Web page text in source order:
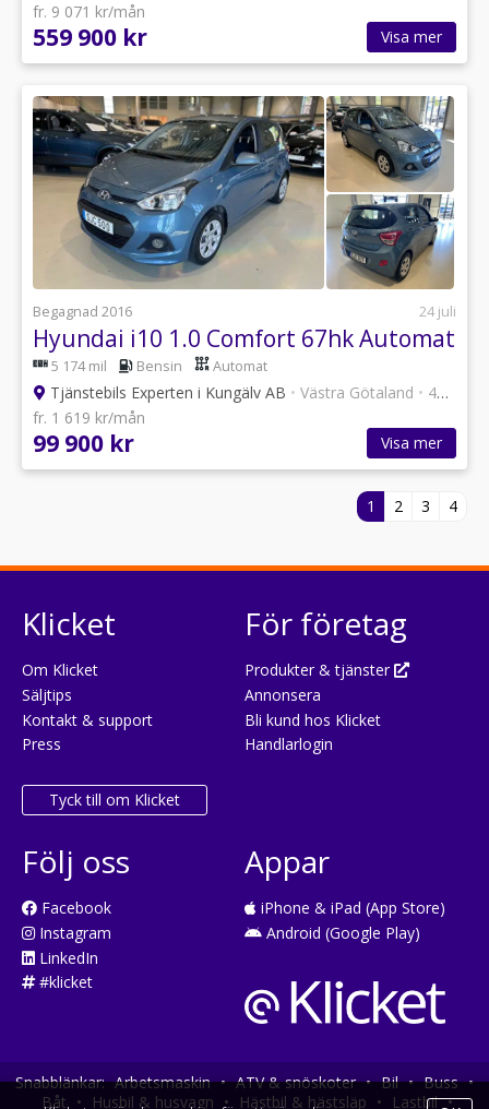
fr. 9 071 kr/mån
559 900 kr Visa mer
Begagnad 2016 24 juli
Hyundai i10 1.0 Comfort 67hk Automat
5 174 mil Bensin Automat
Tjänstebils Experten i Kungälv AB • Västra Götaland • 47 annonser
fr. 1 619 kr/mån
99 900 kr Visa mer
1 2 3 4
Klicket
Om Klicket
Säljtips
Kontakt & support
Press
Tyck till om Klicket
För företag
Produkter & tjänster
Annonsera
Bli kund hos Klicket
Handlarlogin
Följ oss
Facebook
Instagram
LinkedIn
#klicket
Appar
iPhone & iPad (App Store)
Android (Google Play)
Snabblänkar: Arbetsmaskin • ATV & snöskoter • Bil • Buss •
Båt • Husbil & husvagn • Hästbil & hästsläp • Lastbil •